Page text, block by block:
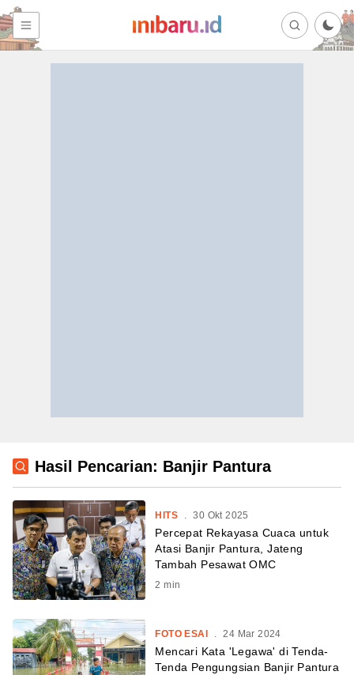
Hasil Pencarian: Banjir Pantura
HITS . 30 Okt 2025
Percepat Rekayasa Cuaca untuk
Atasi Banjir Pantura, Jateng
Tambah Pesawat OMC
2 min
FOTO ESAI . 24 Mar 2024
Mencari Kata 'Legawa' di Tenda-
Tenda Pengungsian Banjir Pantura